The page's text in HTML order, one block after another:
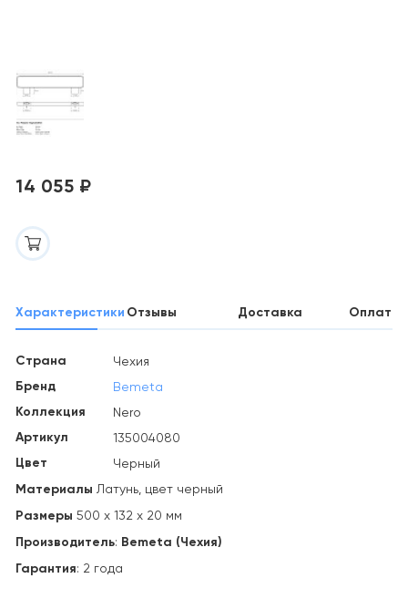
14 055 ₽
Характеристики Отзывы Доставка Оплата
Страна Чехия
Бренд Bemeta
Коллекция Nero
Артикул 135004080
Цвет Черный
Материалы Латунь, цвет черный
Размеры 500 x 132 x 20 мм
Производитель: Bemeta (Чехия)
Гарантия: 2 года